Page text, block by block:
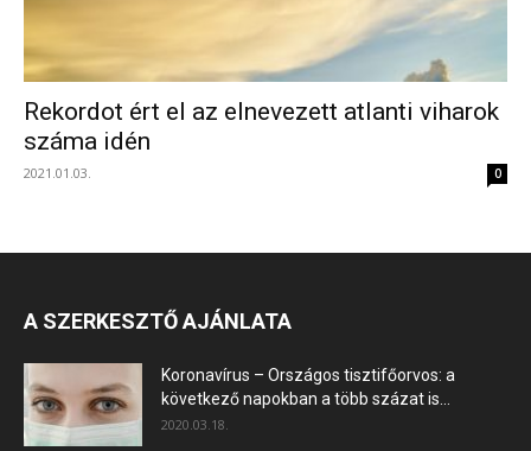
Rekordot ért el az elnevezett atlanti viharok
száma idén
2021.01.03. 0
A SZERKESZTŐ AJÁNLATA
Koronavírus – Országos tisztifőorvos: a
következő napokban a több százat is...
2020.03.18.